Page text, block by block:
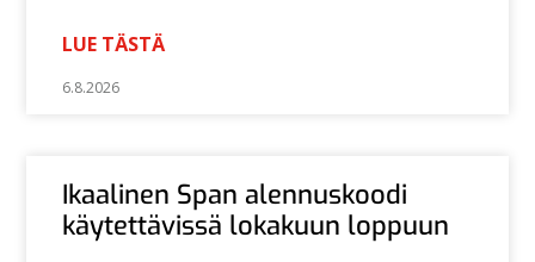
LUE TÄSTÄ
6.8.2026
Ikaalinen Span alennuskoodi
käytettävissä lokakuun loppuun